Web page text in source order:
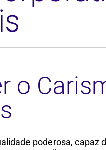
o
poderosa, capaz